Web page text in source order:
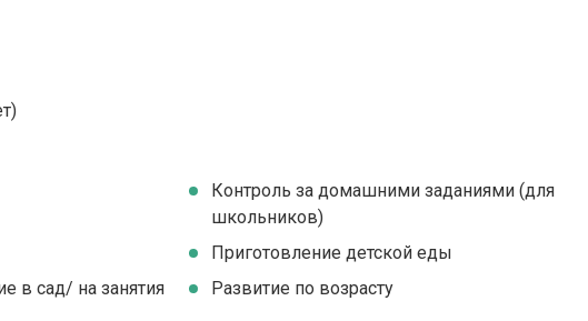
Контроль за домашними заданиями (для
школьников)
Приготовление детской еды
в сад/ на занятия
Развитие по возрасту